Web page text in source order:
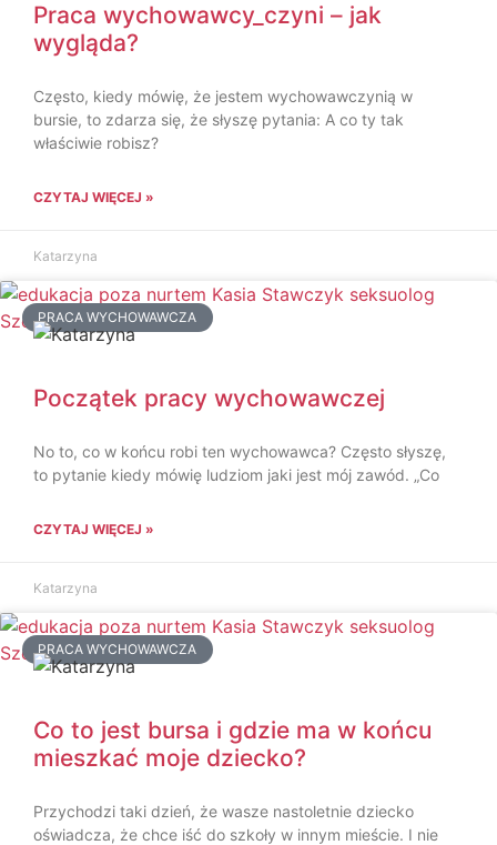
Praca wychowawcy_czyni – jak
wygląda?
Często, kiedy mówię, że jestem wychowawczynią w
bursie, to zdarza się, że słyszę pytania: A co ty tak
właściwie robisz?
CZYTAJ WIĘCEJ »
Katarzyna
PRACA WYCHOWAWCZA
Początek pracy wychowawczej
No to, co w końcu robi ten wychowawca? Często słyszę,
to pytanie kiedy mówię ludziom jaki jest mój zawód. „Co
CZYTAJ WIĘCEJ »
Katarzyna
PRACA WYCHOWAWCZA
Co to jest bursa i gdzie ma w końcu
mieszkać moje dziecko?
Przychodzi taki dzień, że wasze nastoletnie dziecko
oświadcza, że chce iść do szkoły w innym mieście. I nie